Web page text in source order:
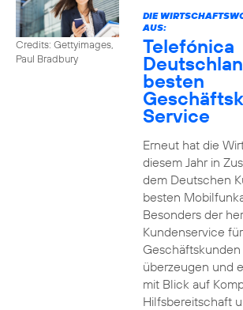
Credits: Gettyimages,
Paul Bradbury
DIE
AUS:
Telefónica
besten
Service
Erneut hat die
diesem Jahr in
dem Deutschen
besten
Besonders der
Kundenservice
überzeugen und
mit Blick auf
Hilfsbereitschaft